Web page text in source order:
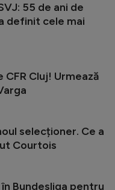
55 de ani de
definit cele mai
CFR Cluj! Urmează
selecționer. Ce a
Courtois
Bundesliga pentru